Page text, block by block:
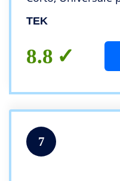
– 22 x 6 cm
TEK
8.8
7